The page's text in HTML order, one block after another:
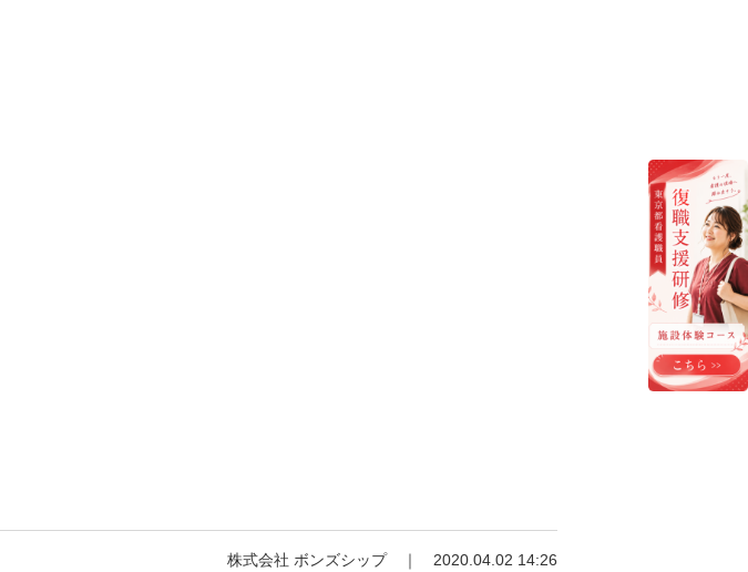
株式会社 ボンズシップ ｜ 2020.04.02 14:26